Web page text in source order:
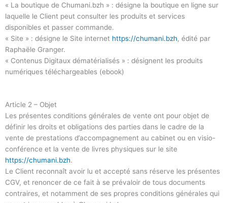
« La boutique de Chumani.bzh » : désigne la boutique en ligne sur
laquelle le Client peut consulter les produits et services
disponibles et passer commande.
« Site » : désigne le Site internet https://chumani.bzh, édité par
Raphaële Granger.
« Contenus Digitaux dématérialisés » : désignent les produits
numériques téléchargeables (ebook)
Article 2 – Objet
Les présentes conditions générales de vente ont pour objet de
définir les droits et obligations des parties dans le cadre de la
vente de prestations d’accompagnement au cabinet ou en visio-
conférence et la vente de livres physiques sur le site
https://chumani.bzh.
Le Client reconnaît avoir lu et accepté sans réserve les présentes
CGV, et renoncer de ce fait à se prévaloir de tous documents
contraires, et notamment de ses propres conditions générales qui